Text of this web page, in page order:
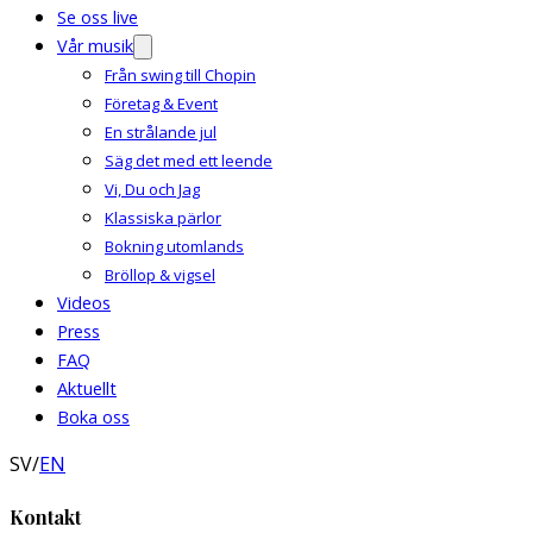
Se oss live
Vår musik
Från swing till Chopin
Företag & Event
En strålande jul
Säg det med ett leende
Vi, Du och Jag
Klassiska pärlor
Bokning utomlands
Bröllop & vigsel
Videos
Press
FAQ
Aktuellt
Boka oss
SV/EN
Kontakt